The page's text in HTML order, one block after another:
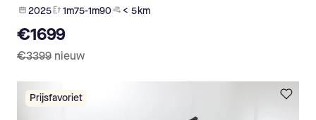
2025 1m75-1m90 < 5 km
€1699
€3399 nieuw
Prijsfavoriet